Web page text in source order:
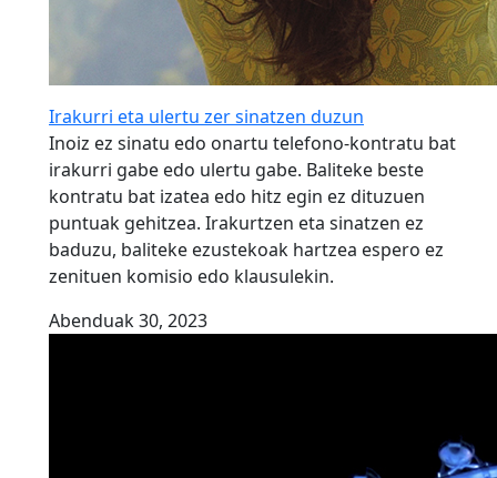
Irakurri eta ulertu zer sinatzen duzun
Inoiz ez sinatu edo onartu telefono-kontratu bat
irakurri gabe edo ulertu gabe. Baliteke beste
kontratu bat izatea edo hitz egin ez dituzuen
puntuak gehitzea. Irakurtzen eta sinatzen ez
baduzu, baliteke ezustekoak hartzea espero ez
zenituen komisio edo klausulekin.
Abenduak 30, 2023